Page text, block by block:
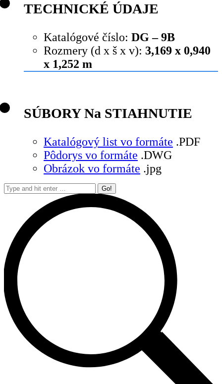
TECHNICKÉ ÚDAJE
Katalógové číslo: DG – 9B
Rozmery (d x š x v): 3,169 x 0,940
x 1,252 m
SÚBORY Na STIAHNUTIE
Katalógový list vo formáte .PDF
Pôdorys vo formáte .DWG
Obrázok vo formáte .jpg
Search: